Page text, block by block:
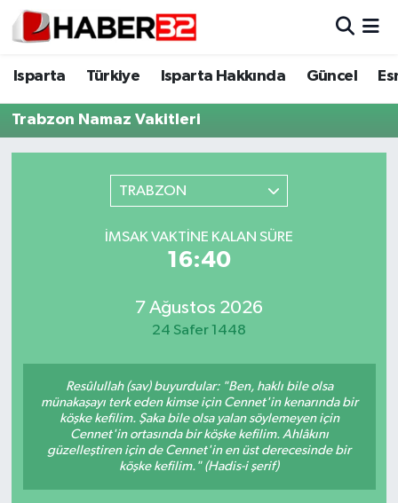
Isparta Türkiye Isparta Hakkında Güncel
Trabzon Namaz Vakitleri
TRABZON
İMSAK VAKTINE KALAN SÜRE
16:40
7 Ağustos 2026
24 Safer 1448
Resûlullah (sav) buyurdular: "Ben, haklı bile olsa
münakaşayı terk eden kimse için Cennet'in kenarında bir
köşke kefilim. Şaka bile olsa yalan söylemeyen için
Cennet'in ortasında bir köşke kefilim. Ahlâkını
güzelleştiren için de Cennet'in en üst derecesinde bir
köşke kefilim." (Hadis-i şerif)
Isparta
Isparta Hakkında
Esnaf Diyor ki;
BİLİM VE TEKNOLOJİ
Güncel
HABERDE İNSAN
Isparta Nöbetçi Eczaneler
Isparta Hava Durumu
Isparta Trafik Yoğunluk Haritası
Süper Lig Puan Durumu ve Fikstür